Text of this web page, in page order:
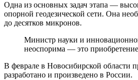
Одна из основных задач этапа —
опорной геодезической сети. Она
до десятков микронов.
Министр науки и
неоспорима — это
В феврале в Новосибирской области
разработано и произведено в России.